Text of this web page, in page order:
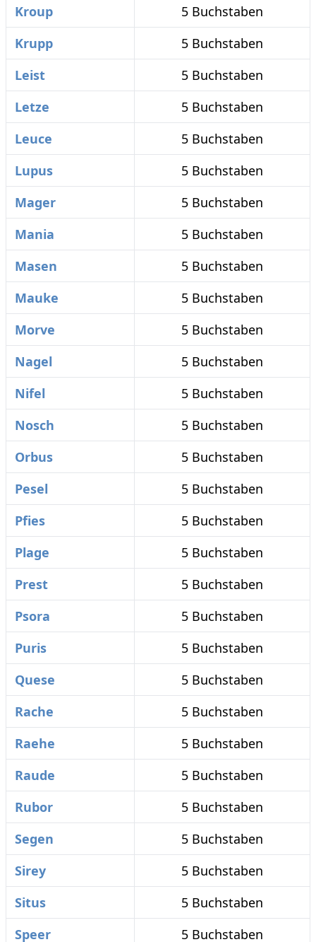
Kroup
5 Buchstaben
Krupp
5 Buchstaben
Leist
5 Buchstaben
Letze
5 Buchstaben
Leuce
5 Buchstaben
Lupus
5 Buchstaben
Mager
5 Buchstaben
Mania
5 Buchstaben
Masen
5 Buchstaben
Mauke
5 Buchstaben
Morve
5 Buchstaben
Nagel
5 Buchstaben
Nifel
5 Buchstaben
Nosch
5 Buchstaben
Orbus
5 Buchstaben
Pesel
5 Buchstaben
Pfies
5 Buchstaben
Plage
5 Buchstaben
Prest
5 Buchstaben
Psora
5 Buchstaben
Puris
5 Buchstaben
Quese
5 Buchstaben
Rache
5 Buchstaben
Raehe
5 Buchstaben
Raude
5 Buchstaben
Rubor
5 Buchstaben
Segen
5 Buchstaben
Sirey
5 Buchstaben
Situs
5 Buchstaben
Speer
5 Buchstaben